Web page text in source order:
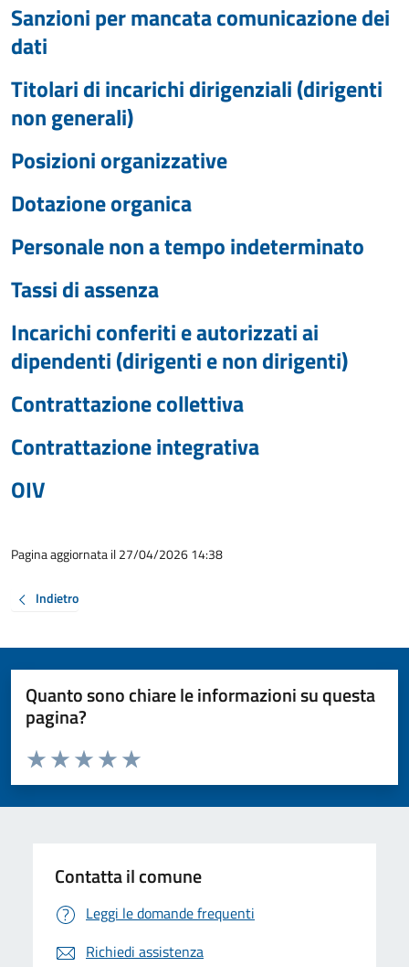
Sanzioni per mancata comunicazione dei
dati
Titolari di incarichi dirigenziali (dirigenti
non generali)
Posizioni organizzative
Dotazione organica
Personale non a tempo indeterminato
Tassi di assenza
Incarichi conferiti e autorizzati ai
dipendenti (dirigenti e non dirigenti)
Contrattazione collettiva
Contrattazione integrativa
OIV
Pagina aggiornata il 27/04/2026 14:38
Indietro
Quanto sono chiare le informazioni su questa
pagina?
Valuta da 1 a 5 stelle la pagina
Valuta 5 stelle su 5
Valuta 4 stelle su 5
Valuta 3 stelle su 5
Valuta 2 stelle su 5
Valuta 1 stelle su 5
Contatta il comune
Leggi le domande frequenti
Richiedi assistenza